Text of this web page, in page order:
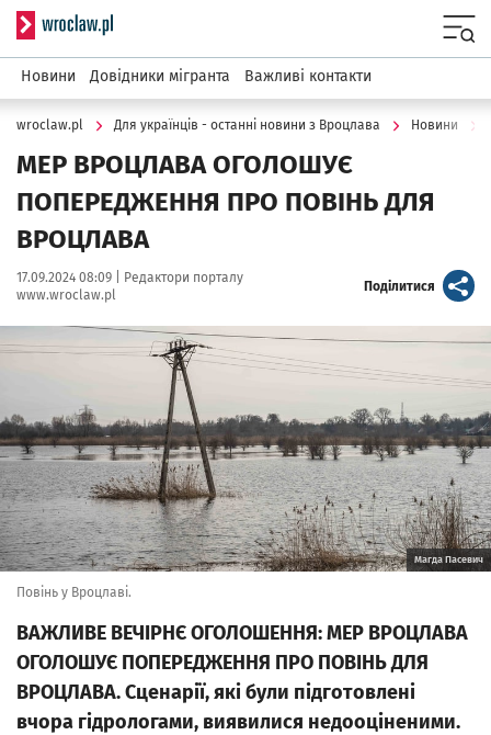
Serwis informacyjny wroclaw.pl
Новини Довідники мігранта Важливі контакти
wroclaw.pl Для українців - останні новини з Вроцлава Новини
МЕР ВРОЦЛАВА ОГОЛОШУЄ
ПОПЕРЕДЖЕННЯ ПРО ПОВІНЬ ДЛЯ
ВРОЦЛАВА
Data publikacji:
17.09.2024 08:09 | Autor:
Редактори порталу
www.wroclaw.pl
Поділитися artykuł
Kliknij, aby powiększyć
Магда Пасевич
Повінь у Вроцлаві.
ВАЖЛИВЕ ВЕЧІРНЄ ОГОЛОШЕННЯ: МЕР ВРОЦЛАВА
ОГОЛОШУЄ ПОПЕРЕДЖЕННЯ ПРО ПОВІНЬ ДЛЯ
ВРОЦЛАВА. Сценарії, які були підготовлені
вчора гідрологами, виявилися недооціненими.